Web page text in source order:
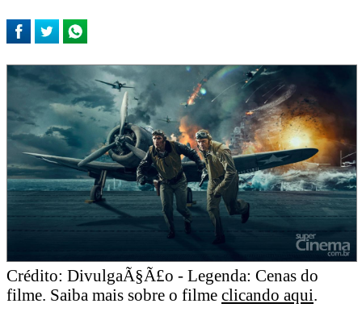
Crédito: DivulgaÃ§Ã£o - Legenda: Cenas do
filme. Saiba mais sobre o filme clicando aqui.